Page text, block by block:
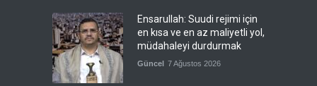
Ensarullah: Suudi rejimi için
en kısa ve en az maliyetli yol,
müdahaleyi durdurmak
Güncel 7 Ağustos 2026